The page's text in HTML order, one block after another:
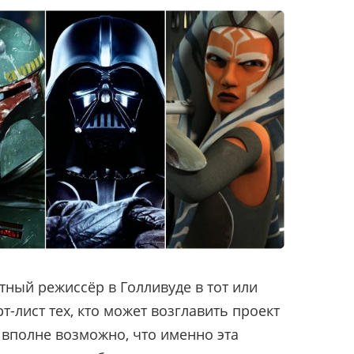
режиссёр в Голливуде в тот или
тех, кто может возглавить проект
возможно, что именно эта